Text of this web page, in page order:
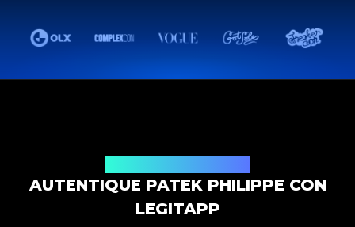
AUTENTIQUE PATEK PHILIPPE CON
LEGITAPP